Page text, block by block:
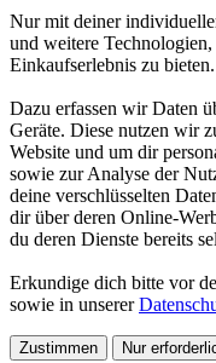
Nur mit deiner
und weitere
Einkaufserlebnis zu bieten.
Dazu erfassen wir Daten
Geräte. Diese nutzen wir
Website und um dir
sowie zur Analyse der
deine verschlüsselten
dir über deren Online-
du deren Dienste bereits
Erkundige dich bitte vor
sowie in unserer
Zustimmen Nur